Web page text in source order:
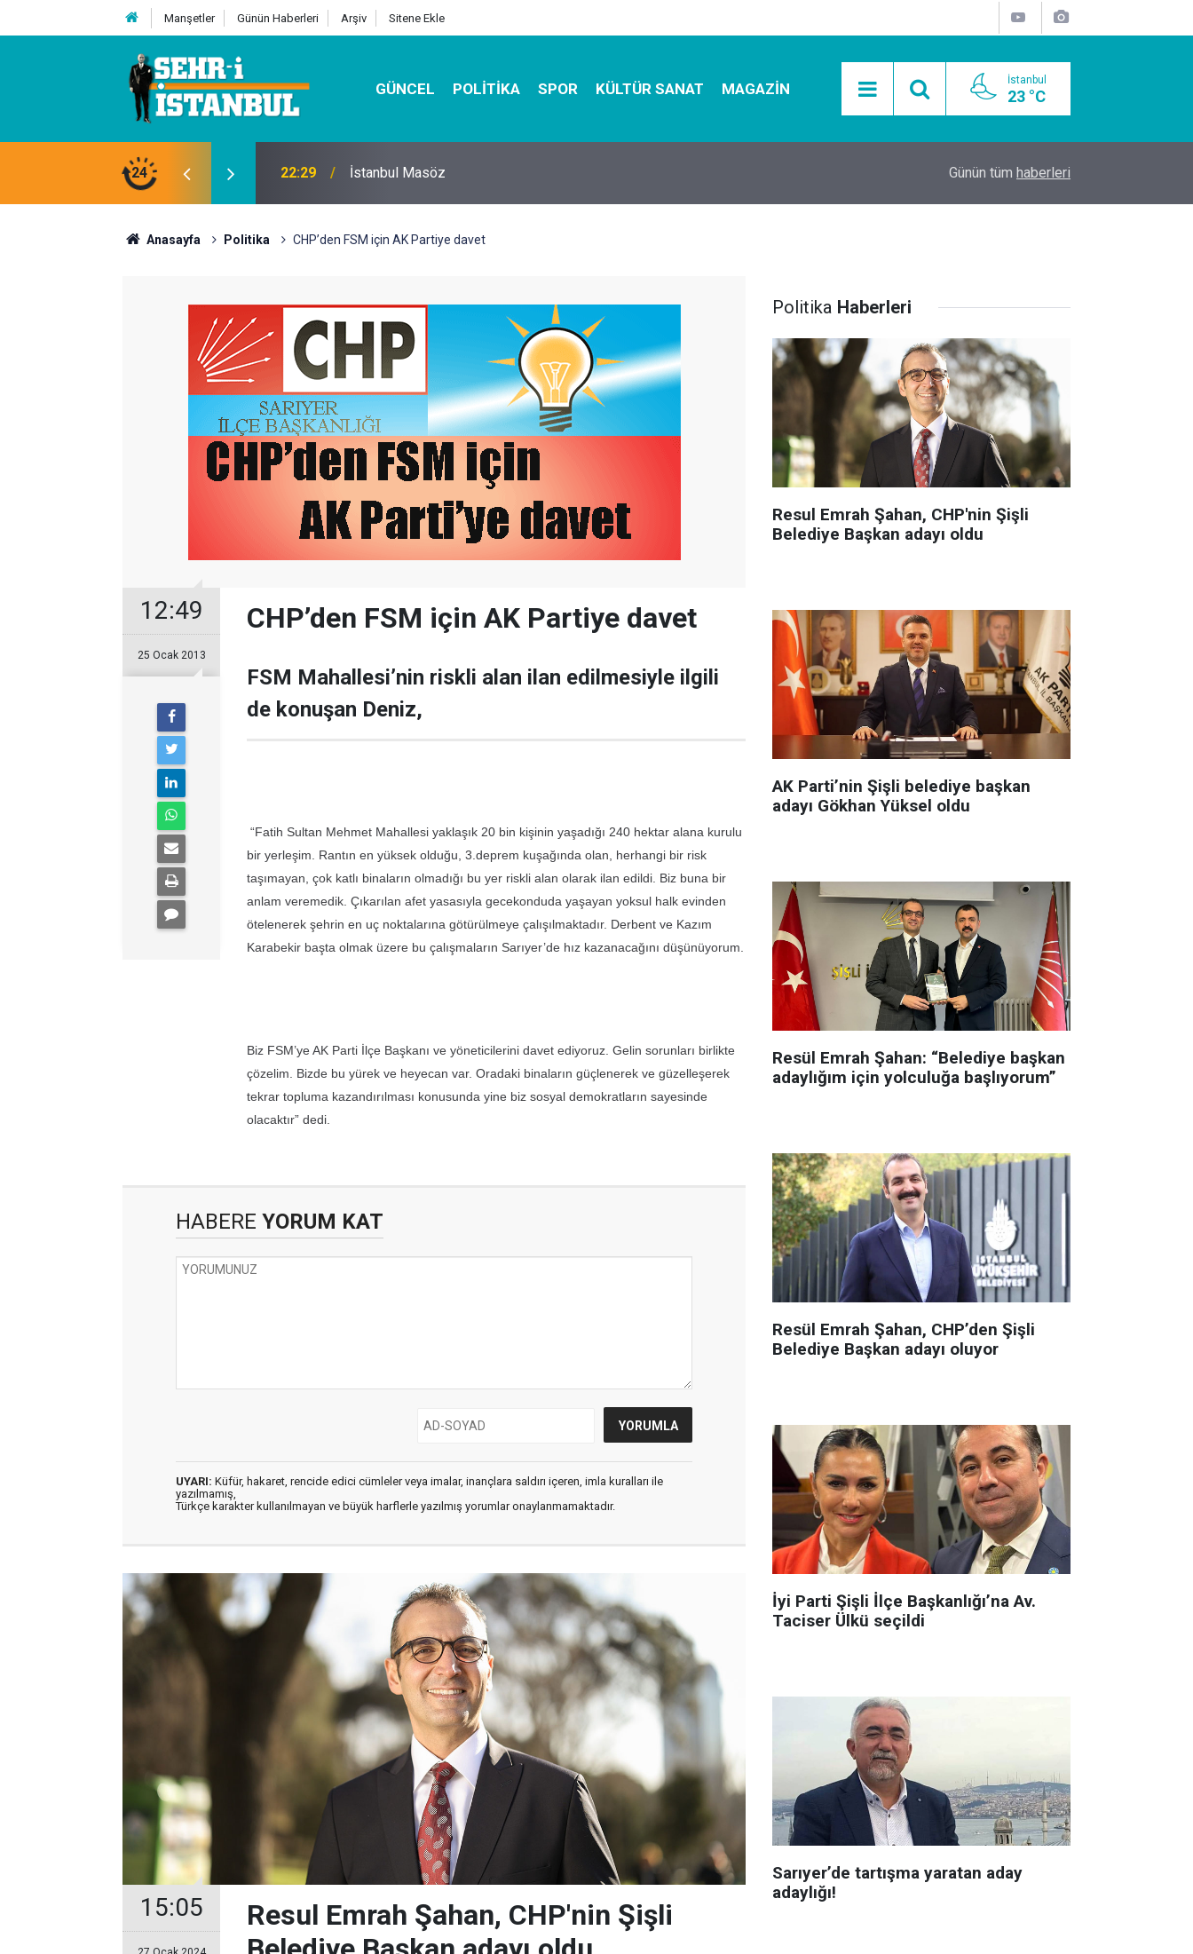
Manşetler Günün Haberleri Arşiv Sitene Ekle
GÜNCEL POLITIKA SPOR KÜLTÜR SANAT MAGAZIN İstanbul
23 °C
24 07:32 Kutu Sihirbazı ile Estetik, Dayanıklı ve Çevre Dostu Ambalaj Mobil Araçlarla Hayır Lokması Dağıtımının
Günün tüm haberleri
Anasayfa Politika CHP’den FSM için AK Partiye davet
12:49
25 Ocak 2013
CHP’den FSM için AK Partiye davet
FSM Mahallesi’nin riskli alan ilan edilmesiyle ilgili
de konuşan Deniz,
“Fatih Sultan Mehmet Mahallesi yaklaşık 20 bin kişinin yaşadığı 240 hektar alana kurulu
bir yerleşim. Rantın en yüksek olduğu, 3.deprem kuşağında olan, herhangi bir risk
taşımayan, çok katlı binaların olmadığı bu yer riskli alan olarak ilan edildi. Biz buna bir
anlam veremedik. Çıkarılan afet yasasıyla gecekonduda yaşayan yoksul halk evinden
ötelenerek şehrin en uç noktalarına götürülmeye çalışılmaktadır. Derbent ve Kazım
Karabekir başta olmak üzere bu çalışmaların Sarıyer’de hız kazanacağını düşünüyorum.
Biz FSM’ye AK Parti İlçe Başkanı ve yöneticilerini davet ediyoruz. Gelin sorunları birlikte
çözelim. Bizde bu yürek ve heyecan var. Oradaki binaların güçlenerek ve güzelleşerek
tekrar topluma kazandırılması konusunda yine biz sosyal demokratların sayesinde
olacaktır” dedi.
HABERE YORUM KAT
UYARI: Küfür, hakaret, rencide edici cümleler veya imalar, inançlara saldırı içeren, imla kuralları ile
yazılmamış,
Türkçe karakter kullanılmayan ve büyük harflerle yazılmış yorumlar onaylanmamaktadır.
15:05
Resul Emrah Şahan, CHP'nin Şişli
Politika Haberleri
Resul Emrah Şahan, CHP'nin Şişli
Belediye Başkan adayı oldu
AK Parti’nin Şişli belediye başkan
adayı Gökhan Yüksel oldu
Resül Emrah Şahan: “Belediye başkan
adaylığım için yolculuğa başlıyorum”
Resül Emrah Şahan, CHP’den Şişli
Belediye Başkan adayı oluyor
İyi Parti Şişli İlçe Başkanlığı’na Av.
Taciser Ülkü seçildi
Sarıyer’de tartışma yaratan aday
adaylığı!